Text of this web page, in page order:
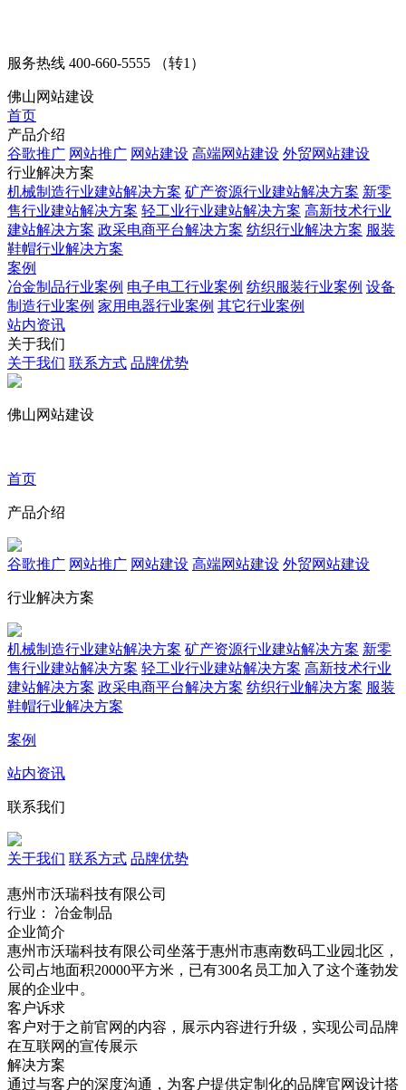
服务热线 400-660-5555 （转1）
佛山网站建设
首页
产品介绍
谷歌推广 网站推广 网站建设 高端网站建设 外贸网站建设
行业解决方案
机械制造行业建站解决方案 矿产资源行业建站解决方案 新零
售行业建站解决方案 轻工业行业建站解决方案 高新技术行业
建站解决方案 政采电商平台解决方案 纺织行业解决方案 服装
鞋帽行业解决方案
案例
冶金制品行业案例 电子电工行业案例 纺织服装行业案例 设备
制造行业案例 家用电器行业案例 其它行业案例
站内资讯
关于我们
关于我们 联系方式 品牌优势
佛山网站建设
首页
产品介绍
谷歌推广 网站推广 网站建设 高端网站建设 外贸网站建设
行业解决方案
机械制造行业建站解决方案 矿产资源行业建站解决方案 新零
售行业建站解决方案 轻工业行业建站解决方案 高新技术行业
建站解决方案 政采电商平台解决方案 纺织行业解决方案 服装
鞋帽行业解决方案
案例
站内资讯
联系我们
关于我们 联系方式 品牌优势
惠州市沃瑞科技有限公司
行业： 冶金制品
企业简介
惠州市沃瑞科技有限公司坐落于惠州市惠南数码工业园北区，
公司占地面积20000平方米，已有300名员工加入了这个蓬勃发
展的企业中。
客户诉求
客户对于之前官网的内容，展示内容进行升级，实现公司品牌
在互联网的宣传展示
解决方案
通过与客户的深度沟通，为客户提供定制化的品牌官网设计搭